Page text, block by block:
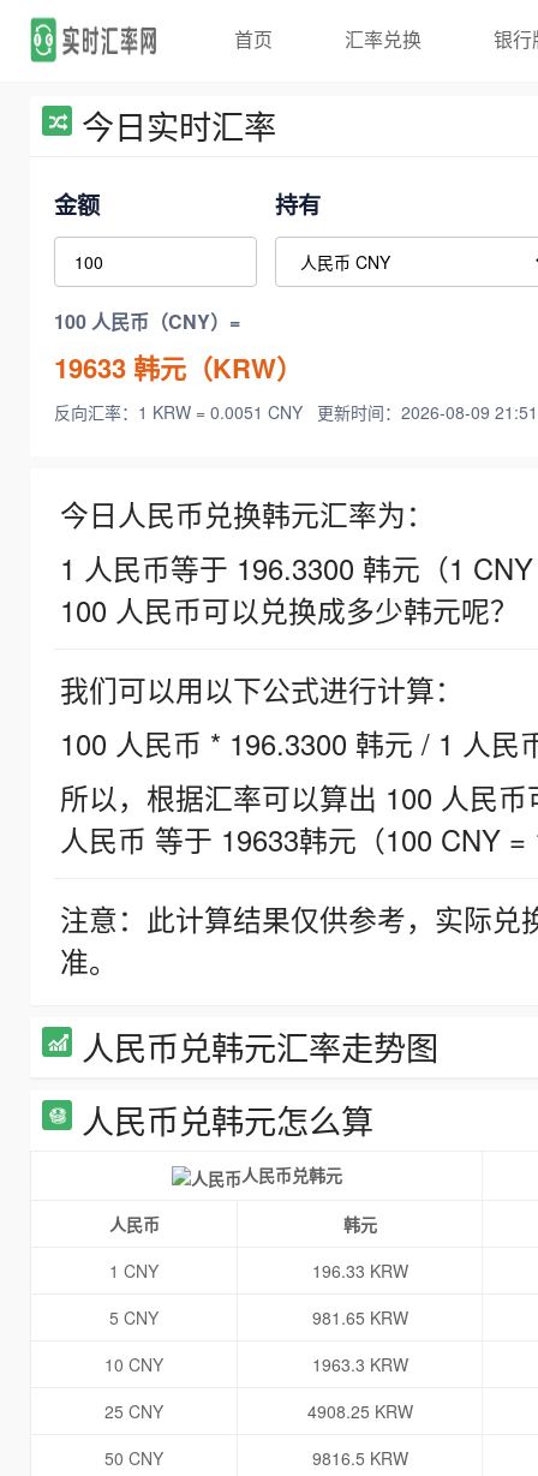
首页 汇率兑换 银行
今日实时汇率
金额 持有
100 人民币（CNY）=
19633韩元（KRW）
反向汇率：1 KRW = 0.0051 CNY 更新时间：2026-08-09
今日人民币兑换韩元汇率为：
1 人民币等于 196.3300 韩元（1
100 人民币可以兑换成多少韩元呢？
我们可以用以下公式进行计算：
100 人民币 * 196.3300 韩元 / 1 人民
所以，根据汇率可以算出 100 人民
人民币 等于 19633韩元（100 CNY =
注意：此计算结果仅供参考，实际
准。
人民币兑韩元汇率走势图
人民币兑韩元怎么算
人民币兑韩元
人民币
韩元
1 CNY
196.33 KRW
5 CNY
981.65 KRW
10 CNY
1963.3 KRW
25 CNY
4908.25 KRW
50 CNY
9816.5 KRW